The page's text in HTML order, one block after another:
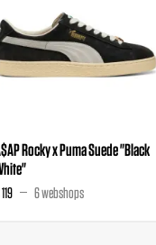
Rocky x Puma Suede "Black
6 webshops